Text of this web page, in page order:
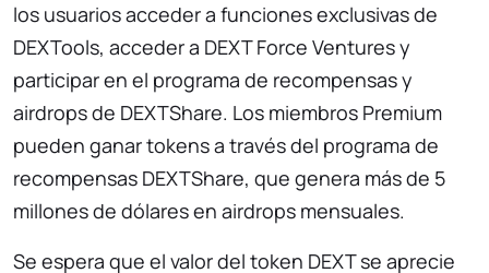
los usuarios acceder a funciones exclusivas de
DEXTools, acceder a DEXT Force Ventures y
participar en el programa de recompensas y
airdrops de DEXTShare. Los miembros Premium
pueden ganar tokens a través del programa de
recompensas DEXTShare, que genera más de 5
millones de dólares en airdrops mensuales.
Se espera que el valor del token DEXT se aprecie